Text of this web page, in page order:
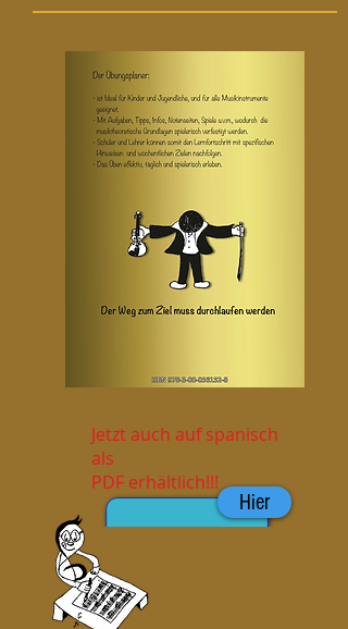
Jetzt auch auf spanisch
als
PDF erhältlich!!!
Hier